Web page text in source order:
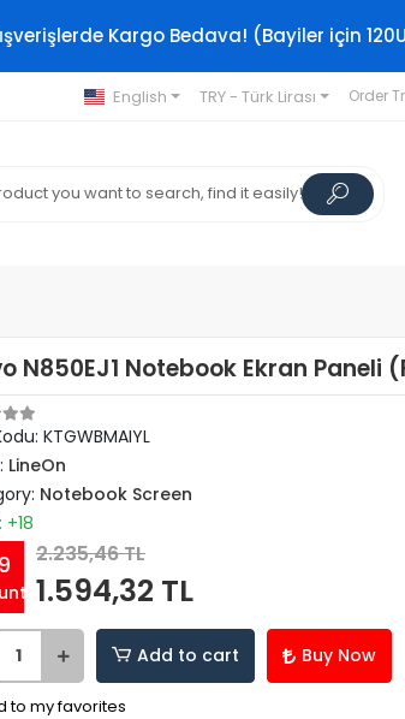
Kargo Bedava! (Bayiler için
English TRY - Türk Lirası Order
N850EJ1 Notebook Ekran Paneli
KTGWBMAIYL
LineOn
Notebook Screen
2.235,46 TL
1.594,32 TL
Add to cart Buy Now
to my favorites